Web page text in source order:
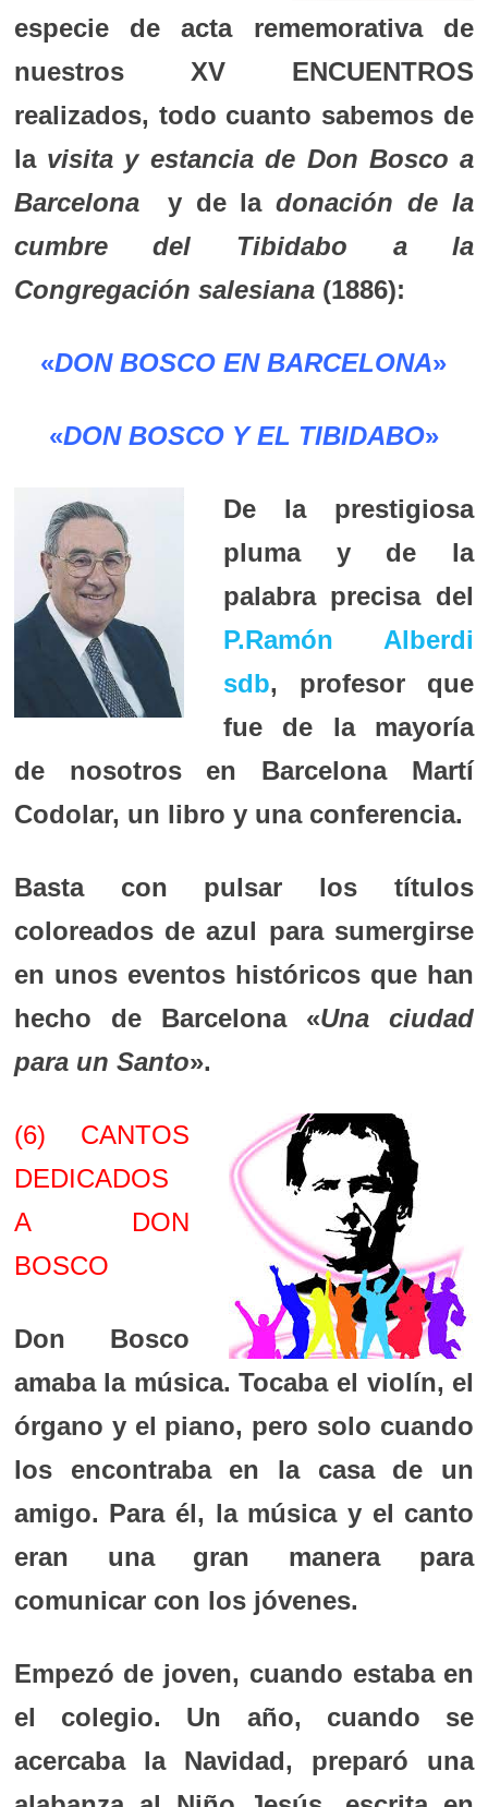
especie de acta rememorativa de
nuestros XV ENCUENTROS
realizados, todo cuanto sabemos de
la visita y estancia de Don Bosco a
Barcelonay de ladonación de la
cumbre del Tibidabo a la
Congregación salesiana(1886):
«DON BOSCO EN BARCELONA»
«DON BOSCO Y EL TIBIDABO»
De la prestigiosa
pluma y de la
palabra precisa del
P.Ramón Alberdi
sdb, profesor que
fue de la mayoría
de nosotros en Barcelona Martí
Codolar, un libro y una conferencia.
Basta con pulsar los títulos
coloreados de azul para sumergirse
en unos eventos históricos que han
hecho de Barcelona «Una ciudad
para un Santo».
(6) CANTOS
DEDICADOS
A DON
BOSCO
Don Bosco
amaba la música. Tocaba el violín, el
órgano y el piano, pero solo cuando
los encontraba en la casa de un
amigo. Para él, la música y el canto
eran una gran manera para
comunicar con los jóvenes.
Empezó de joven, cuando estaba en
el colegio. Un año, cuando se
acercaba la Navidad, preparó una